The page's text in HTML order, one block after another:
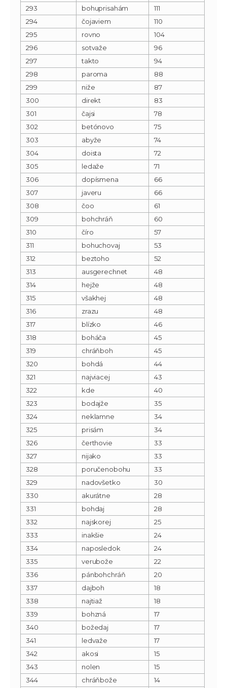
293
bohuprisahám
111
294
čojaviem
110
295
rovno
104
296
sotvaže
96
297
takto
94
298
paroma
88
299
niže
87
300
direkt
83
301
čajsi
78
302
betónovo
75
303
abyže
74
304
doista
72
305
ledaže
71
306
dopísmena
66
307
javeru
66
308
čoo
61
309
bohchráň
60
310
číro
57
311
bohuchovaj
53
312
beztoho
52
313
ausgerechnet
48
314
hejže
48
315
všakhej
48
316
zrazu
48
317
blízko
46
318
boháča
45
319
chráňboh
45
320
bohdá
44
321
najviacej
43
322
kde
40
323
bodajže
35
324
neklamne
34
325
prisám
34
326
čerthovie
33
327
nijako
33
328
poručenobohu
33
329
nadovšetko
30
330
akurátne
28
331
bohdaj
28
332
najskorej
25
333
inakšie
24
334
naposledok
24
335
verubože
22
336
pánbohchráň
20
337
dajboh
18
338
najtiaž
18
339
bohzná
17
340
božedaj
17
341
ledvaže
17
342
akosi
15
343
nolen
15
344
chráňbože
14